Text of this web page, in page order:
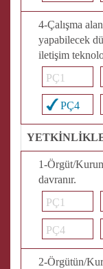
4-Çalışma
yapabilecek
iletişim
PÇ1
PÇ4
1-Örgüt/
davranır.
PÇ1
PÇ4
2-Örgütün/